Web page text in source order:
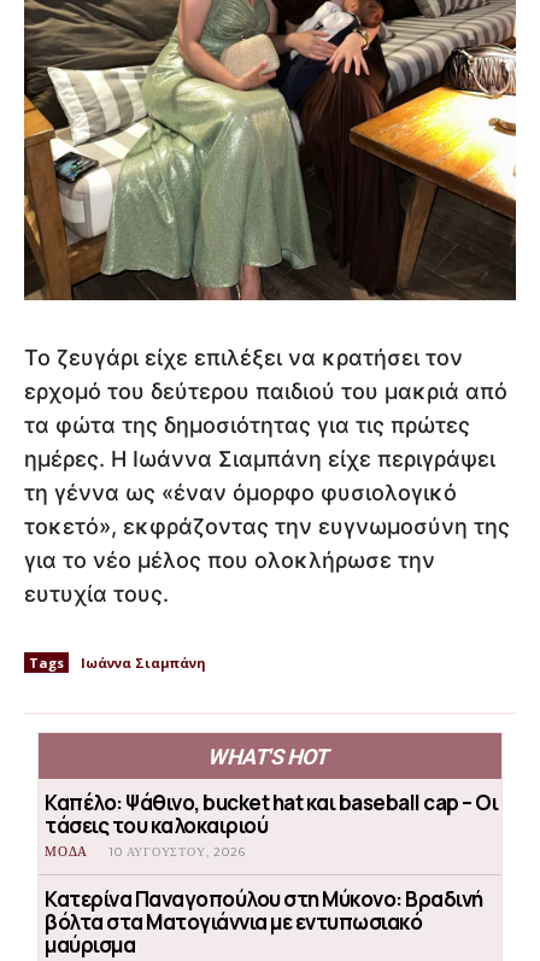
Το ζευγάρι είχε επιλέξει να κρατήσει τον
ερχομό του δεύτερου παιδιού του μακριά από
τα φώτα της δημοσιότητας για τις πρώτες
ημέρες. Η Ιωάννα Σιαμπάνη είχε περιγράψει
τη γέννα ως «έναν όμορφο φυσιολογικό
τοκετό», εκφράζοντας την ευγνωμοσύνη της
για το νέο μέλος που ολοκλήρωσε την
ευτυχία τους.
Tags Ιωάννα Σιαμπάνη
WHAT'S HOT
Καπέλο: Ψάθινο, bucket hat και baseball cap – Οι
τάσεις του καλοκαιριού
ΜΟΔΑ 10 ΑΥΓΟΎΣΤΟΥ, 2026
Κατερίνα Παναγοπούλου στη Μύκονο: Βραδινή
βόλτα στα Ματογιάννια με εντυπωσιακό
μαύρισμα